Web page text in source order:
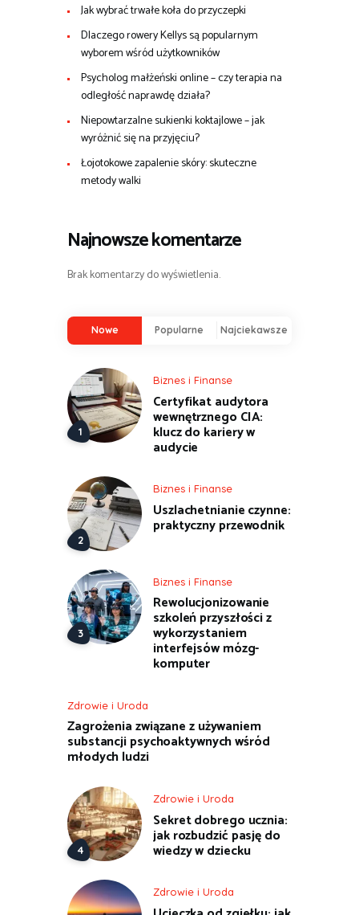
Jak wybrać trwałe koła do przyczepki
Dlaczego rowery Kellys są popularnym
wyborem wśród użytkowników
Psycholog małżeński online – czy terapia na
odległość naprawdę działa?
Niepowtarzalne sukienki koktajlowe – jak
wyróżnić się na przyjęciu?
Łojotokowe zapalenie skóry: skuteczne
metody walki
Najnowsze komentarze
Brak komentarzy do wyświetlenia.
Nowe Popularne Najciekawsze
Biznes i Finanse
Certyfikat audytora
wewnętrznego CIA:
klucz do kariery w
audycie
Biznes i Finanse
Uszlachetnianie czynne:
praktyczny przewodnik
Biznes i Finanse
Rewolucjonizowanie
szkoleń przyszłości z
wykorzystaniem
interfejsów mózg-
komputer
Zdrowie i Uroda
Zagrożenia związane z używaniem
substancji psychoaktywnych wśród
młodych ludzi
Zdrowie i Uroda
Sekret dobrego ucznia:
jak rozbudzić pasję do
wiedzy w dziecku
Zdrowie i Uroda